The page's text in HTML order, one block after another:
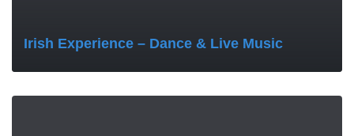
Irish Experience – Dance & Live Music